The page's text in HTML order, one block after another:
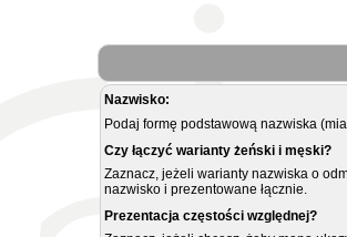
Nazwisko:
Podaj formę podstawową nazwiska
Czy łączyć warianty żeński i męski?
Zaznacz, jeżeli warianty nazwiska o
nazwisko i prezentowane łącznie.
Prezentacja częstości względnej?